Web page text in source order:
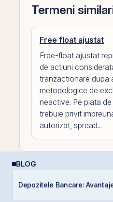
Termeni
Free float ajustat
Free-float ajustat
de actiuni
tranzactionare dupa
metodologice de
neactive. Pe piata
trebuie privit
autorizat, spread...
BLOG
Depozitele Bancare: